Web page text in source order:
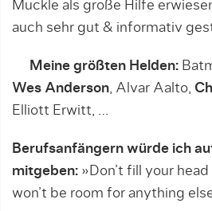
Muckle als große Hilfe
auch sehr gut & informativ
Meine größten Helden:
Wes Anderson, Alvar Aalto,
Elliott Erwitt, …
Berufsanfängern würde ich
mitgeben: »Don’t fill your
won’t be room for anything